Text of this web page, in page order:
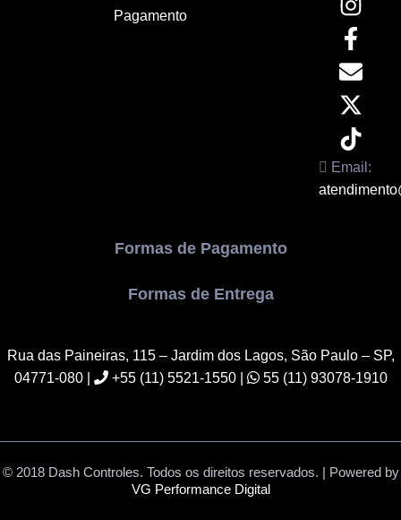
Pagamento
Email:
Formas de Pagamento
Formas de Entrega
Rua das Paineiras, 115 – Jardim dos Lagos, São Paulo – SP,
04771-080| +55 (11) 5521-1550 | 55 (11) 93078-1910
© 2018 Dash Controles. Todos os direitos reservados. | Powered by
VG Performance Digital